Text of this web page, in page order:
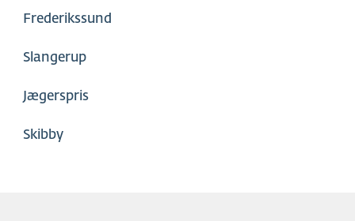
Frederikssund
Slangerup
Jægerspris
Skibby